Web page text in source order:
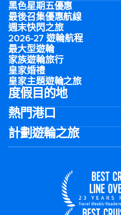
黑色星期五優惠
最後召集優惠航線
週末快閃之旅
2026-27 遊輪航程
最大型遊輪
家族遊輪旅行
皇家婚禮
皇家主題遊輪之旅
度假目的地
熱門港口
計劃遊輪之旅